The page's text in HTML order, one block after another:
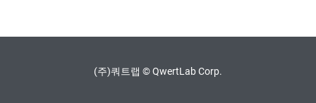
(주)쿼트랩 © QwertLab Corp.